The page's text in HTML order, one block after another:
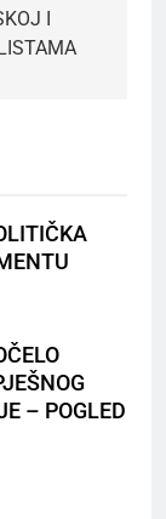
I
– POGLED